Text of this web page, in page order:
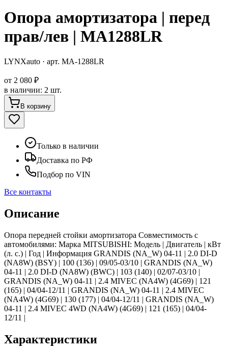
Опора амортизатора | перед
прав/лев | MA1288LR
LYNXauto · арт. MA-1288LR
от 2 080 ₽
в наличии: 2 шт.
В корзину
Только в наличии
Доставка по РФ
Подбор по VIN
Все контакты
Описание
Опора передней стойки амортизатора Совместимость с
автомобилями: Марка MITSUBISHI: Модель | Двигатель | кВт
(л. с.) | Год | Информация GRANDIS (NA_W) 04-11 | 2.0 DI-D
(NA8W) (BSY) | 100 (136) | 09/05-03/10 | GRANDIS (NA_W)
04-11 | 2.0 DI-D (NA8W) (BWC) | 103 (140) | 02/07-03/10 |
GRANDIS (NA_W) 04-11 | 2.4 MIVEC (NA4W) (4G69) | 121
(165) | 04/04-12/11 | GRANDIS (NA_W) 04-11 | 2.4 MIVEC
(NA4W) (4G69) | 130 (177) | 04/04-12/11 | GRANDIS (NA_W)
04-11 | 2.4 MIVEC 4WD (NA4W) (4G69) | 121 (165) | 04/04-
12/11 |
Характеристики